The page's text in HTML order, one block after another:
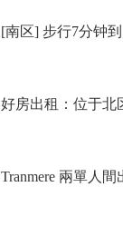
[南区] 步行7分钟
好房出租：位于北
Tranmere 兩單人間